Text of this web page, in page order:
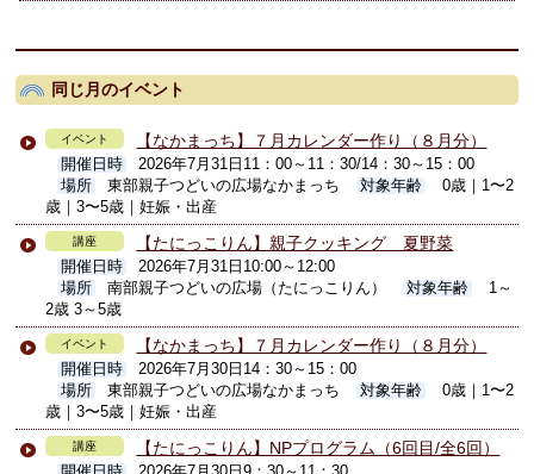
同じ月のイベント
イベント 【なかまっち】７月カレンダー作り（８月分）
開催日時
2026年7月31日11：00～11：30/14：30～15：00
場所
東部親子つどいの広場なかまっち 対象年齢
0歳｜1〜2
歳｜3〜5歳｜妊娠・出産
講座 【たにっこりん】親子クッキング 夏野菜
開催日時
2026年7月31日10:00～12:00
場所
南部親子つどいの広場（たにっこりん） 対象年齢
1～
2歳 3～5歳
イベント 【なかまっち】７月カレンダー作り（８月分）
開催日時
2026年7月30日14：30～15：00
場所
東部親子つどいの広場なかまっち 対象年齢
0歳｜1〜2
歳｜3〜5歳｜妊娠・出産
講座 【たにっこりん】NPプログラム（6回目/全6回）